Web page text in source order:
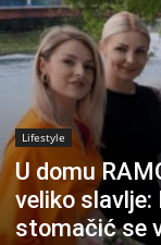
Lifestyle
U domu
veliko slavlje:
stomačić se